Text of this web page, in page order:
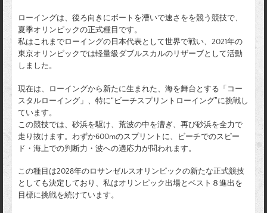
ローイングは、後ろ向きにボートを漕いで速さをを競う競技で、
夏季オリンピックの正式種目です。
私はこれまでローイングの日本代表として世界で戦い、2021年の
東京オリンピックでは軽量級ダブルスカルのリザーブとして活動
しました。
現在は、ローイングから新たに生まれた、海を舞台とする「コー
スタルローイング」、特に“ビーチスプリントローイング”に挑戦し
ています。
この競技では、砂浜を駆け、荒波の中を漕ぎ、再び砂浜を全力で
走り抜けます。わずか600mのスプリントに、ビーチでのスピー
ド・海上での判断力・波への適応力が問われます。
この種目は2028年のロサンゼルスオリンピックの新たな正式競技
としても決定しており、私はオリンピック出場とベスト８進出を
目標に挑戦を続けています。